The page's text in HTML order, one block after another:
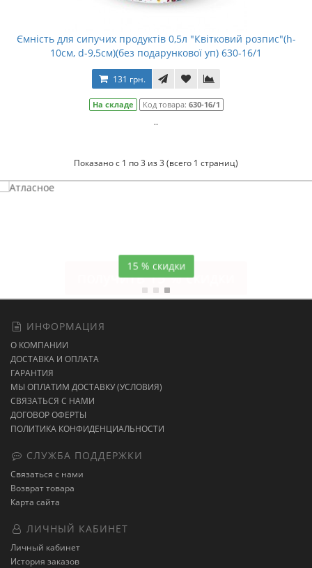
Ємність для сипучих продуктів 0,5л "Квітковий розпис"(h-
10см, d-9,5см)(без подарункової уп) 630-16/1
131 грн.
На складе Код товара: 630-16/1
..
Показано с 1 по 3 из 3 (всего 1 страниц)
15 % скидки
ИНФОРМАЦИЯ
О КОМПАНИИ
ДОСТАВКА И ОПЛАТА
ГАРАНТИЯ
МЫ ОПЛАТИМ ДОСТАВКУ (УСЛОВИЯ)
СВЯЗАТЬСЯ С НАМИ
ДОГОВОР ОФЕРТЫ
ПОЛИТИКА КОНФИДЕНЦИАЛЬНОСТИ
СЛУЖБА ПОДДЕРЖКИ
Связаться с нами
Возврат товара
Карта сайта
ЛИЧНЫЙ КАБИНЕТ
Личный кабинет
История заказов